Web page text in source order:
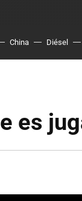
China Diésel
es